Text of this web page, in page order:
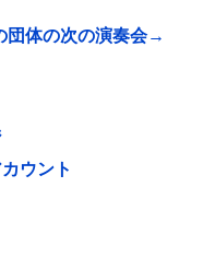
団体の次の演奏会→
ウント